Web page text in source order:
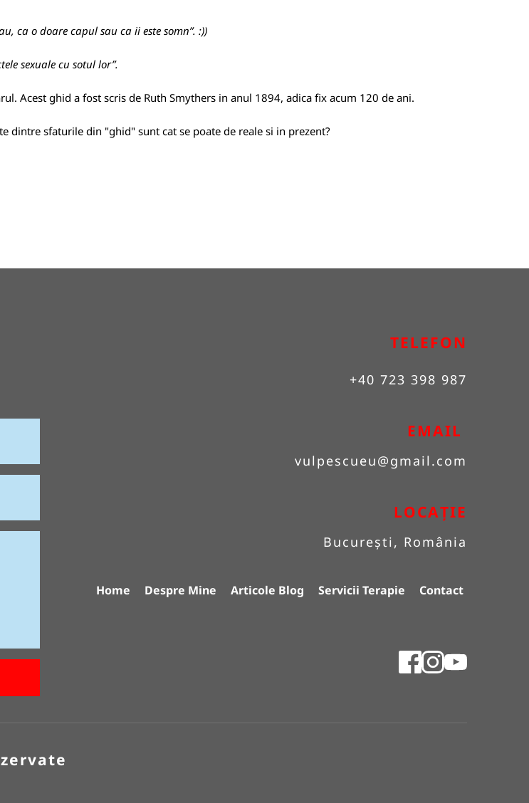
ca o doare capul sau ca ii este somn”. :))
sexuale cu sotul lor”.
Acest ghid a fost scris de Ruth Smythers in anul 1894, adica fix acum 120 de ani.
dintre sfaturile din "ghid" sunt cat se poate de reale si in prezent?
TELEFON
+40 723 398 987
EMAIL
vulpescueu@gmail.com
LOCAȚIE
București, România
Home Despre Mine Articole Blog Servicii Terapie Contact